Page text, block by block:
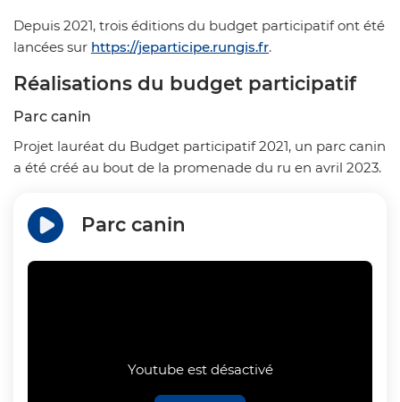
Depuis 2021, trois éditions du budget participatif ont été
lancées sur https://jeparticipe.rungis.fr.
Réalisations du budget participatif
Parc canin
Projet lauréat du Budget participatif 2021, un parc canin
a été créé au bout de la promenade du ru en avril 2023.
Parc canin
Youtube est désactivé